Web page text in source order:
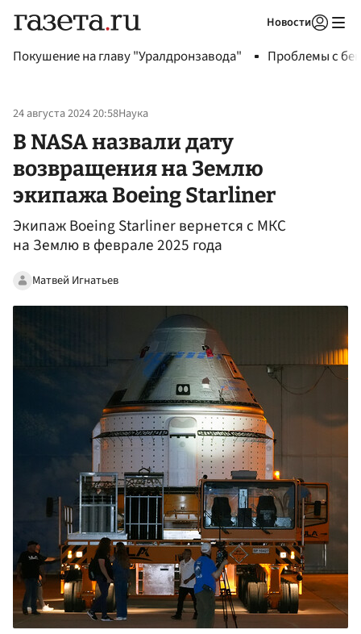
Новости
Покушение на главу "Уралдронзавода" Проблемы с
24 августа 2024 20:58Наука
В NASA назвали дату
возвращения на Землю
экипажа Boeing Starliner
Экипаж Boeing Starliner вернется с МКС
на Землю в феврале 2025 года
Матвей Игнатьев